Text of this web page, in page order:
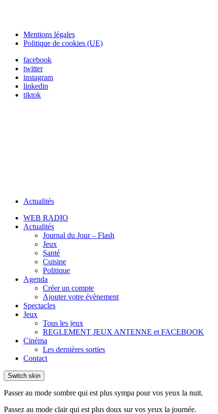
Mentions légales
Politique de cookies (UE)
facebook
twitter
instagram
linkedin
tiktok
Actualités
WEB RADIO
Actualités
Journal du Jour – Flash
Jeux
Santé
Cuisine
Politique
Agenda
Créer un compte
Ajouter votre évènement
Spectacles
Jeux
Tous les jeux
REGLEMENT JEUX ANTENNE et FACEBOOK
Cinéma
Les dernières sorties
Contact
Switch skin
Passer au mode sombre qui est plus sympa pour vos yeux la nuit.
Passez au mode clair qui est plus doux sur vos yeux la journée.